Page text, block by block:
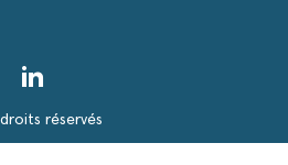
Instagram
réservés
avec les